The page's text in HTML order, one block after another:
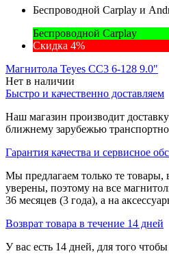
Беспроводной Carplay и
Беспроводной Carplay
Скидка 4%
Магнитола Teyes CC3 6-128 9.0"
Нет в наличии
Быстро и качественно доставляем
Наш магазин производит
ближнему зарубежью
Гарантия качества и сервисное
Мы предлагаем только те товары,
уверены, поэтому на все
36 месяцев (3 года), а на
Возврат товара в течение 14 дней
У вас есть 14 дней, для того